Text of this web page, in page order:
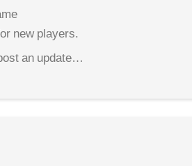
new players.
an update…